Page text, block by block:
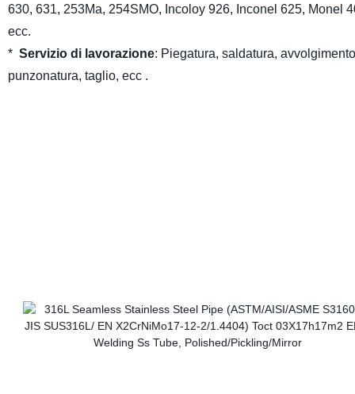
630, 631, 253Ma, 254SMO, Incoloy 926, Inconel 625, Monel
ecc.
* Servizio di lavorazione: Piegatura, saldatura,
punzonatura, taglio, ecc .